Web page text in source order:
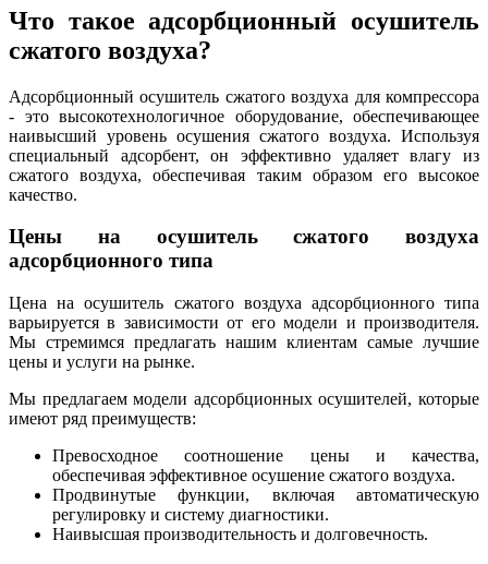
Что такое адсорбционный осушитель
сжатого воздуха?
Адсорбционный осушитель сжатого воздуха для компрессора
- это высокотехнологичное оборудование, обеспечивающее
наивысший уровень осушения сжатого воздуха. Используя
специальный адсорбент, он эффективно удаляет влагу из
сжатого воздуха, обеспечивая таким образом его высокое
качество.
Цены на осушитель сжатого воздуха
адсорбционного типа
Цена на осушитель сжатого воздуха адсорбционного типа
варьируется в зависимости от его модели и производителя.
Мы стремимся предлагать нашим клиентам самые лучшие
цены и услуги на рынке.
Мы предлагаем модели адсорбционных осушителей, которые
имеют ряд преимуществ:
Превосходное соотношение цены и качества,
обеспечивая эффективное осушение сжатого воздуха.
Продвинутые функции, включая автоматическую
регулировку и систему диагностики.
Наивысшая производительность и долговечность.